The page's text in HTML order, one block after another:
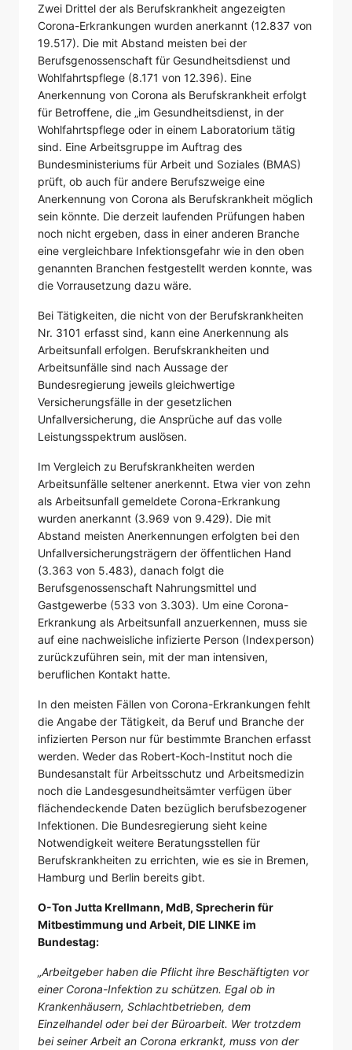
Zwei Drittel der als Berufskrankheit angezeigten
Corona-Erkrankungen wurden anerkannt (12.837 von
19.517). Die mit Abstand meisten bei der
Berufsgenossenschaft für Gesundheitsdienst und
Wohlfahrtspflege (8.171 von 12.396). Eine
Anerkennung von Corona als Berufskrankheit erfolgt
für Betroffene, die „im Gesundheitsdienst, in der
Wohlfahrtspflege oder in einem Laboratorium tätig
sind. Eine Arbeitsgruppe im Auftrag des
Bundesministeriums für Arbeit und Soziales (BMAS)
prüft, ob auch für andere Berufszweige eine
Anerkennung von Corona als Berufskrankheit möglich
sein könnte. Die derzeit laufenden Prüfungen haben
noch nicht ergeben, dass in einer anderen Branche
eine vergleichbare Infektionsgefahr wie in den oben
genannten Branchen festgestellt werden konnte, was
die Vorrausetzung dazu wäre.
Bei Tätigkeiten, die nicht von der Berufskrankheiten
Nr. 3101 erfasst sind, kann eine Anerkennung als
Arbeitsunfall erfolgen. Berufskrankheiten und
Arbeitsunfälle sind nach Aussage der
Bundesregierung jeweils gleichwertige
Versicherungsfälle in der gesetzlichen
Unfallversicherung, die Ansprüche auf das volle
Leistungsspektrum auslösen.
Im Vergleich zu Berufskrankheiten werden
Arbeitsunfälle seltener anerkennt. Etwa vier von zehn
als Arbeitsunfall gemeldete Corona-Erkrankung
wurden anerkannt (3.969 von 9.429). Die mit
Abstand meisten Anerkennungen erfolgten bei den
Unfallversicherungsträgern der öffentlichen Hand
(3.363 von 5.483), danach folgt die
Berufsgenossenschaft Nahrungsmittel und
Gastgewerbe (533 von 3.303). Um eine Corona-
Erkrankung als Arbeitsunfall anzuerkennen, muss sie
auf eine nachweisliche infizierte Person (Indexperson)
zurückzuführen sein, mit der man intensiven,
beruflichen Kontakt hatte.
In den meisten Fällen von Corona-Erkrankungen fehlt
die Angabe der Tätigkeit, da Beruf und Branche der
infizierten Person nur für bestimmte Branchen erfasst
werden. Weder das Robert-Koch-Institut noch die
Bundesanstalt für Arbeitsschutz und Arbeitsmedizin
noch die Landesgesundheitsämter verfügen über
flächendeckende Daten bezüglich berufsbezogener
Infektionen. Die Bundesregierung sieht keine
Notwendigkeit weitere Beratungsstellen für
Berufskrankheiten zu errichten, wie es sie in Bremen,
Hamburg und Berlin bereits gibt.
O-Ton Jutta Krellmann, MdB, Sprecherin für
Mitbestimmung und Arbeit, DIE LINKE im
Bundestag:
„Arbeitgeber haben die Pflicht ihre Beschäftigten vor
einer Corona-Infektion zu schützen. Egal ob in
Krankenhäusern, Schlachtbetrieben, dem
Einzelhandel oder bei der Büroarbeit. Wer trotzdem
bei seiner Arbeit an Corona erkrankt, muss von der